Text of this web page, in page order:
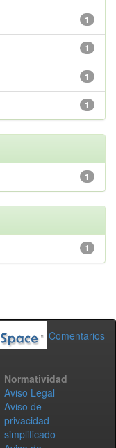
1
1
1
1
1
1
Comentarios
Normatividad
Aviso Legal
Aviso de
privacidad
simplificado